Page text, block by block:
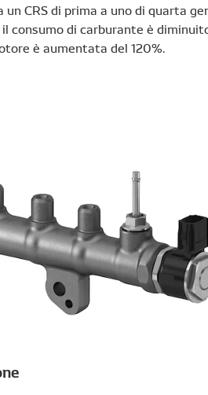
CRS di prima a uno di quarta
consumo di carburante è
è aumentata del 120%.